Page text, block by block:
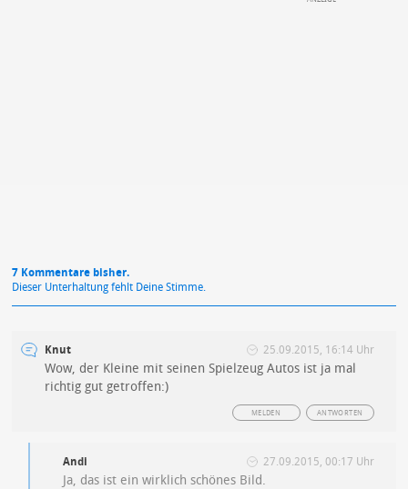
7 Kommentare bisher.
Dieser Unterhaltung fehlt Deine Stimme.
Knut 25.09.2015, 16:14 Uhr
Wow, der Kleine mit seinen Spielzeug Autos ist ja mal
richtig gut getroffen:)
ANTWORTEN
MELDEN
Andi 27.09.2015, 00:17 Uhr
Ja, das ist ein wirklich schönes Bild.